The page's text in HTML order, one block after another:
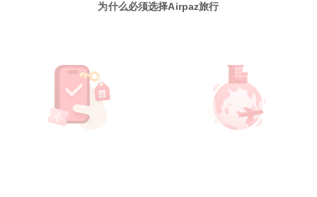
为什么必须选择Airpaz旅行